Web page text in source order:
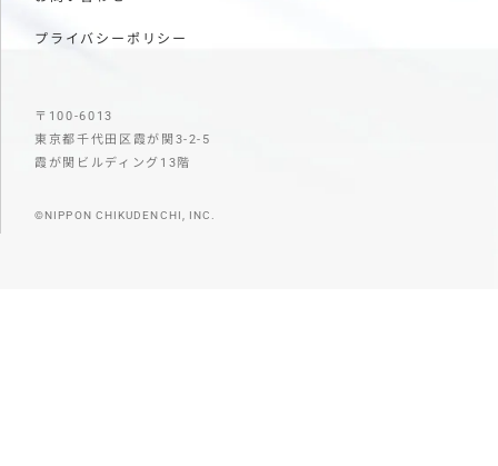
プライバシーポリシー
〒100-6013
東京都千代田区霞が関3-2-5
霞が関ビルディング13階
©NIPPON CHIKUDENCHI, INC.